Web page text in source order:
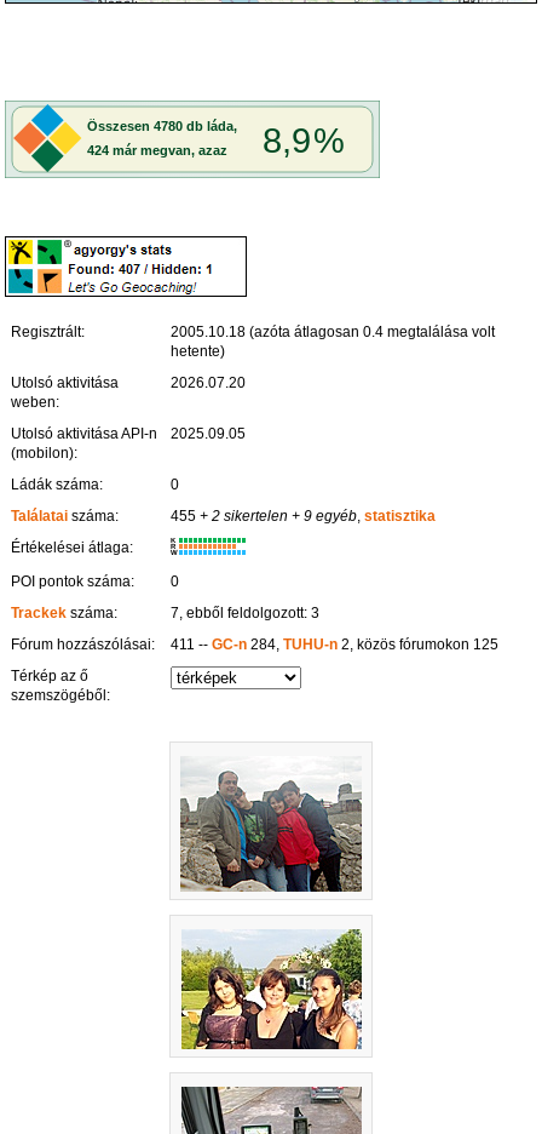
Regisztrált:
2005.10.18 (azóta átlagosan 0.4 megtalálása volt
hetente)
Utolsó aktivitása
weben:
2026.07.20
Utolsó aktivitása API-n
(mobilon):
2025.09.05
Ládák száma:
0
Találatai száma: 455 + 2 sikertelen + 9 egyéb,statisztika
Értékelései átlaga:
K
R
W
POI pontok száma:
0
Trackek száma:
7, ebből feldolgozott: 3
Fórum hozzászólásai:
411 --GC-n 284,TUHU-n 2, közös fórumokon 125
Térkép az ő
szemszögéből: